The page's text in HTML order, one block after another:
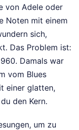
von Adele oder
Noten mit einem
sich,
Das Problem ist:
Damals war
vom Blues
einer glatten,
den Kern.
um zu